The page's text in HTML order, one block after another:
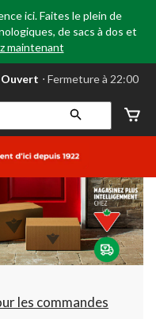
ici. Faites le plein de
de sacs à dos et
maintenant
Ouvert ⋅ Fermeture à 22:00
les commandes